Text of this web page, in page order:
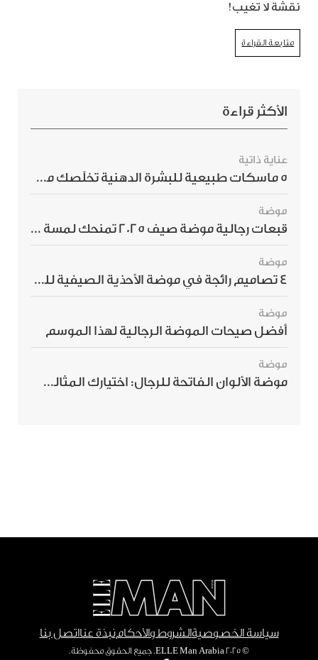
نقشة لا تغيب!
متابعة القراءة
الأكثر قراءة
عناية ذاتية
5 ماسكات طبيعية للبشرة الدهنية تخلّصك من الحبوب بسرعة
موضة
قبعات رجالية موضة صيف 2025 تمنحك لمسة أناقة استثنائية
موضة
4 تصاميم رائجة في موضة الأحذية الصيفية للرجال هذا الموسم
موضة
أفضل صيحات الموضة الرجالية لهذا الموسم
موضة
موضة الألوان الفاتحة للرجال: اختيارك المثالي لإطلالة صيفية مبهرة
سياسة الخصوصيةالشروط والأحكامنبذة عنااتصل بنا
© ٢٠٢٥ ELLE Man Arabia. جميع الحقوق محفوظة.